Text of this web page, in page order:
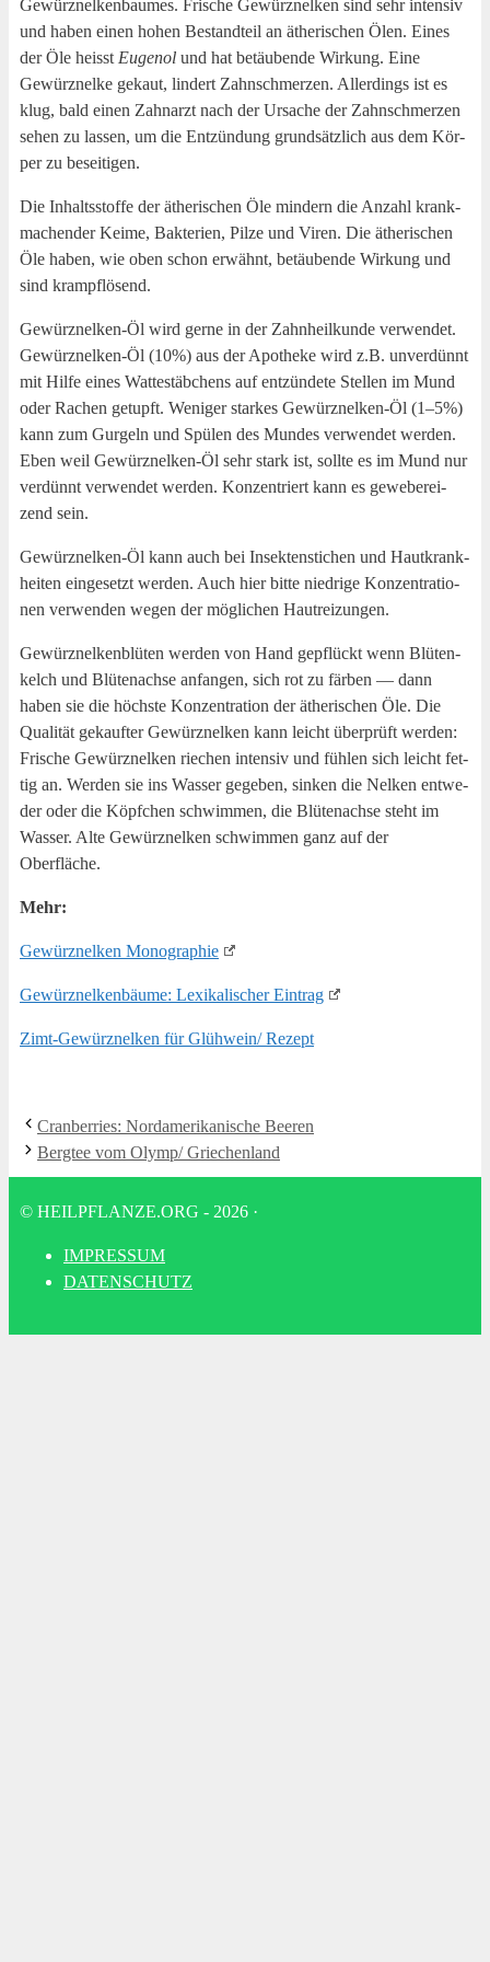
Gewürz­nel­ken­bau­mes. Fri­sche Gewürz­nel­ken sind sehr inten­siv
und haben einen hohen Bestand­teil an äthe­ri­schen Ölen. Eines
der Öle heisst Euge­nol und hat betäu­ben­de Wir­kung. Eine
Gewürz­nel­ke gekaut, lin­dert Zahn­schmer­zen. Aller­dings ist es
klug, bald einen Zahn­arzt nach der Ursa­che der Zahn­schmer­zen
sehen zu las­sen, um die Ent­zün­dung grund­sätz­lich aus dem Kör­
per zu beseitigen.
Die Inhalts­stof­fe der äthe­ri­schen Öle min­dern die Anzahl krank­
ma­chen­der Kei­me, Bak­te­ri­en, Pil­ze und Viren. Die äthe­ri­schen
Öle haben, wie oben schon erwähnt, betäu­ben­de Wir­kung und
sind krampflösend.
Gewürz­nel­ken-Öl wird ger­ne in der Zahn­heil­kun­de ver­wen­det.
Gewürz­nel­ken-Öl (10%) aus der Apo­the­ke wird z.B. unver­dünnt
mit Hil­fe eines Wat­te­stäb­chens auf ent­zün­de­te Stel­len im Mund
oder Rachen getupft. Weni­ger star­kes Gewürz­nel­ken-Öl (1–5%)
kann zum Gur­geln und Spü­len des Mun­des ver­wen­det wer­den.
Eben weil Gewürz­nel­ken-Öl sehr stark ist, soll­te es im Mund nur
ver­dünnt ver­wen­det wer­den. Kon­zen­triert kann es gewe­be­rei­
zend sein.
Gewürz­nel­ken-Öl kann auch bei Insek­ten­sti­chen und Haut­krank­
hei­ten ein­ge­setzt wer­den. Auch hier bit­te nied­ri­ge Kon­zen­tra­tio­
nen ver­wen­den wegen der mög­li­chen Hautreizungen.
Gewürz­nel­ken­blü­ten wer­den von Hand gepflückt wenn Blü­ten­
kelch und Blü­ten­ach­se anfan­gen, sich rot zu fär­ben — dann
haben sie die höchs­te Kon­zen­tra­ti­on der äthe­ri­schen Öle. Die
Qua­li­tät gekauf­ter Gewürz­nel­ken kann leicht über­prüft wer­den:
Fri­sche Gewürz­nel­ken rie­chen inten­siv und füh­len sich leicht fet­
tig an. Wer­den sie ins Was­ser gege­ben, sin­ken die Nel­ken ent­we­
der oder die Köpf­chen schwim­men, die Blü­ten­ach­se steht im
Was­ser. Alte Gewürz­nel­ken schwim­men ganz auf der
Oberfläche.
Mehr:
Gewürz­nel­ken Monographie
Gewürz­nel­ken­bäu­me: Lexi­ka­li­scher Eintrag
Zimt-Gewürz­nel­ken für Glühwein/ Rezept
Cran­ber­ries: Nord­ame­ri­ka­ni­sche Beeren
Berg­tee vom Olymp/ Griechenland
© HEILPFLANZE.ORG - 2026 ·
IMPRES­SUM
DATEN­SCHUTZ